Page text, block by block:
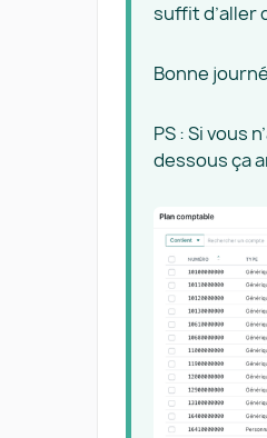
suffit d’aller
Bonne
PS : Si vous
dessous ça